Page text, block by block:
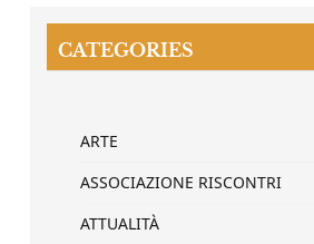
CATEGORIES
ARTE
ASSOCIAZIONE RISCONTRI
ATTUALITÀ